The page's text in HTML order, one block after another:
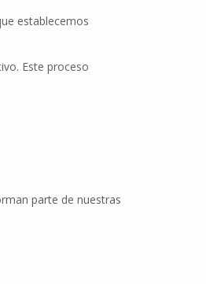
establecemos
Este proceso
parte de nuestras